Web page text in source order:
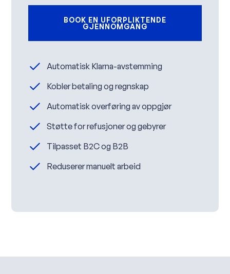
BOOK EN UFORPLIKTENDE
GJENNOMGANG
Automatisk Klarna-avstemming
Kobler betaling og regnskap
Automatisk overføring av oppgjør
Støtte for refusjoner og gebyrer
Tilpasset B2C og B2B
Reduserer manuelt arbeid